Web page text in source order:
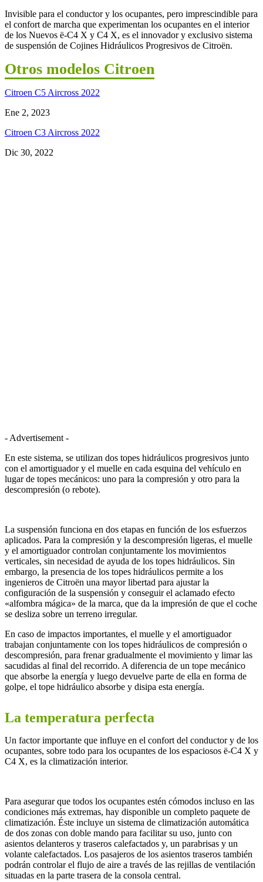
Invisible para el conductor y los ocupantes, pero imprescindible para
el confort de marcha que experimentan los ocupantes en el interior
de los Nuevos ë-C4 X y C4 X, es el innovador y exclusivo sistema
de suspensión de Cojines Hidráulicos Progresivos de Citroën.
Otros modelos Citroen
Citroen C5 Aircross 2022
Ene 2, 2023
Citroen C3 Aircross 2022
Dic 30, 2022
- Advertisement -
En este sistema, se utilizan dos topes hidráulicos progresivos junto
con el amortiguador y el muelle en cada esquina del vehículo en
lugar de topes mecánicos: uno para la compresión y otro para la
descompresión (o rebote).
La suspensión funciona en dos etapas en función de los esfuerzos
aplicados. Para la compresión y la descompresión ligeras, el muelle
y el amortiguador controlan conjuntamente los movimientos
verticales, sin necesidad de ayuda de los topes hidráulicos. Sin
embargo, la presencia de los topes hidráulicos permite a los
ingenieros de Citroën una mayor libertad para ajustar la
configuración de la suspensión y conseguir el aclamado efecto
«alfombra mágica» de la marca, que da la impresión de que el coche
se desliza sobre un terreno irregular.
En caso de impactos importantes, el muelle y el amortiguador
trabajan conjuntamente con los topes hidráulicos de compresión o
descompresión, para frenar gradualmente el movimiento y limar las
sacudidas al final del recorrido. A diferencia de un tope mecánico
que absorbe la energía y luego devuelve parte de ella en forma de
golpe, el tope hidráulico absorbe y disipa esta energía.
La temperatura perfecta
Un factor importante que influye en el confort del conductor y de los
ocupantes, sobre todo para los ocupantes de los espaciosos ë-C4 X y
C4 X, es la climatización interior.
Para asegurar que todos los ocupantes estén cómodos incluso en las
condiciones más extremas, hay disponible un completo paquete de
climatización. Éste incluye un sistema de climatización automática
de dos zonas con doble mando para facilitar su uso, junto con
asientos delanteros y traseros calefactados y, un parabrisas y un
volante calefactados. Los pasajeros de los asientos traseros también
podrán controlar el flujo de aire a través de las rejillas de ventilación
situadas en la parte trasera de la consola central.